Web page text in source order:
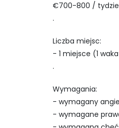
€700-800 /
.
Liczba miejsc:
- 1 miejsce (1
.
Wymagania:
- wymagany
- wymagane